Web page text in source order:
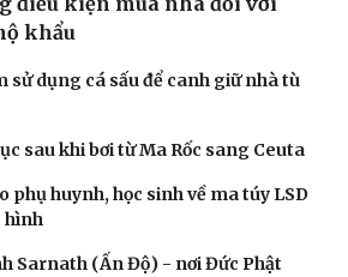
khẩu
sử dụng cá sấu để canh giữ nhà tù
sau khi bơi từ Ma Rốc sang Ceuta
phụ huynh, học sinh về ma túy LSD
hình
Sarnath (Ấn Độ) - nơi Đức Phật